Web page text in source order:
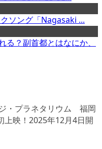
ソング「Nagasaki ...
る？副首都とはなにか、
・プラネタリウム 福岡
上映！2025年12月4日開